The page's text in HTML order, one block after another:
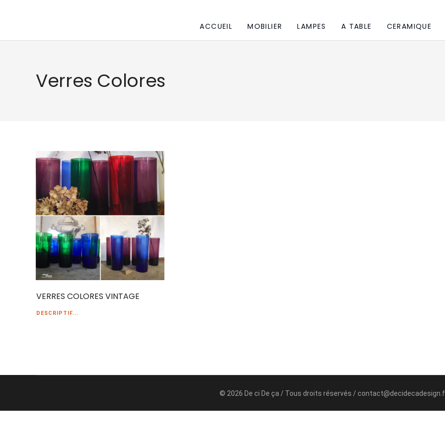
ACCUEIL MOBILIER LAMPES A TABLE CERAMIQUE
Verres Colores
VERRES COLORES VINTAGE
DESCRIPTIF...
© 2026 De ci De ça / Tous droits réservés /